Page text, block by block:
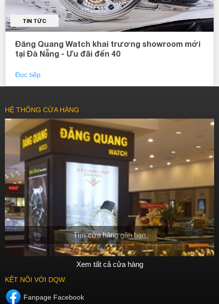
TIN TỨC
Đăng Quang Watch khai trương showroom mới
tại Đà Nẵng - Ưu đãi đến 40
Đọc tiếp
HỆ THỐNG CỬA HÀNG
Tìm cửa hàng gần bạn
Xem tất cả cửa hàng
KẾT NỐI VỚI DQW
Fanpage Facebook